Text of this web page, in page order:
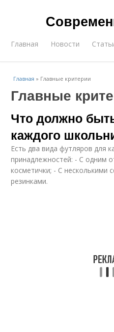
Главная Новости
Главная » Главные критерии
Главные
Что должно
каждого
Есть два вида футляров для
принадлежностей: - С одним
косметички; - С несколькими
резинками.